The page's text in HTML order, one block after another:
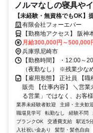
ノルマなしの寝具や
【未経験・無資格でもOK】提案販売
ートありで未経験も安心！
有限会社フォーエバー
【勤務地アクセス】 阪
「尼崎駅」より車で7分程
〇車・マイカー通勤OK 〇
月給300,000円～500,000
兵庫県尼崎市
【勤務時間】 ・12:00
（夜勤なし） ※残業少な
【雇用形態】 正社員 【
販売 【仕事内容】 ＼営
る営業」ではなく、お客
業界未経験者歓迎 主婦・主夫歓
職場見学可
転勤なし 経験不問
ブランクOK
交通費支給 駅近5
入社祝い金あり
髪型・髪色自由